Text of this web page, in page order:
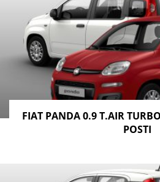
FIAT PANDA 0.9 T.AIR
POSTI